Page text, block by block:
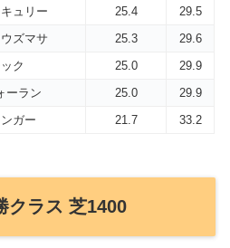
ュリー 25.4
29.5
ズマサ 25.3
29.6
ク 25.0
29.9
ーラン 25.0
29.9
ガー 21.7 33.2
クラス 芝1400